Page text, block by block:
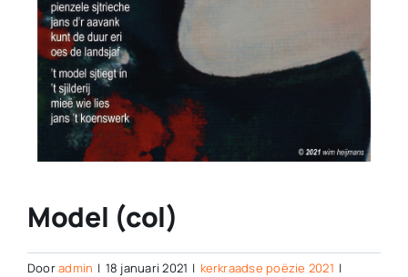
Model (col)
Dooradmin | 18 januari 2021 | kerkraadse poëzie 2021 |